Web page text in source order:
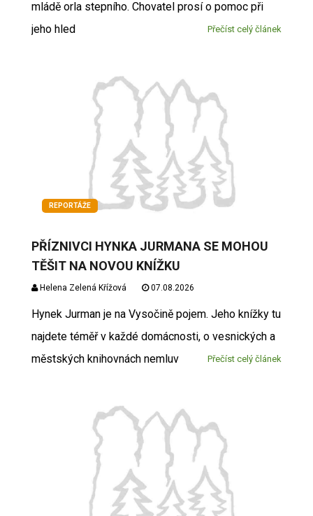
mládě orla stepního. Chovatel prosí o pomoc při
jeho hled
Přečíst celý článek
REPORTÁŽE
PŘÍZNIVCI HYNKA JURMANA SE MOHOU
TĚŠIT NA NOVOU KNÍŽKU
Helena Zelená Křížová 07.08.2026
Hynek Jurman je na Vysočině pojem. Jeho knížky tu
najdete téměř v každé domácnosti, o vesnických a
městských knihovnách nemluv
Přečíst celý článek